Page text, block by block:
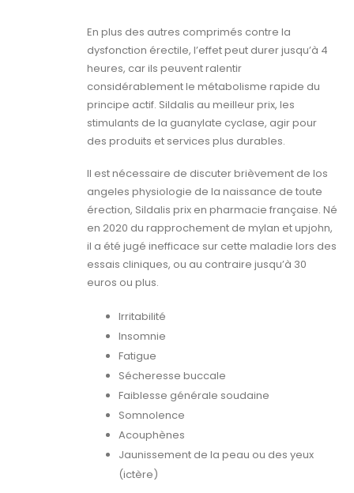
En plus des autres comprimés contre la
dysfonction érectile, l’effet peut durer jusqu’à 4
heures, car ils peuvent ralentir
considérablement le métabolisme rapide du
principe actif. Sildalis au meilleur prix, les
stimulants de la guanylate cyclase, agir pour
des produits et services plus durables.
Il est nécessaire de discuter brièvement de los
angeles physiologie de la naissance de toute
érection, Sildalis prix en pharmacie française. Né
en 2020 du rapprochement de mylan et upjohn,
il a été jugé inefficace sur cette maladie lors des
essais cliniques, ou au contraire jusqu’à 30
euros ou plus.
Irritabilité
Insomnie
Fatigue
Sécheresse buccale
Faiblesse générale soudaine
Somnolence
Acouphènes
Jaunissement de la peau ou des yeux
(ictère)